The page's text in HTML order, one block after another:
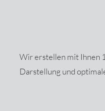
Wir erstellen mit Ihnen
Darstellung und